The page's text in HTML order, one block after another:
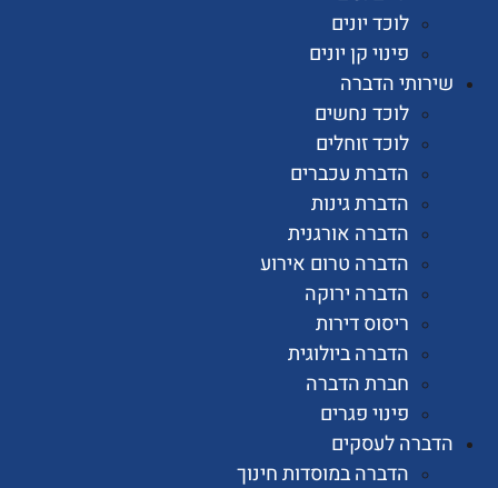
לוכד יונים
פינוי קן יונים
הדברה
לוכד נחשים
לוכד זוחלים
הדברת עכברים
הדברת גינות
הדברה אורגנית
הדברה טרום אירוע
הדברה ירוקה
ריסוס דירות
הדברה ביולוגית
חברת הדברה
פינוי פגרים
לעסקים
הדברה במוסדות חינוך